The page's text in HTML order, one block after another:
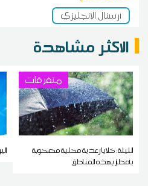
أرسنال الإنجليزي
الاكثر مشاهدة
متفرقات
الليلة: خلايا رعدية محلية مصحوبة
بأمطار بهذه المناطق